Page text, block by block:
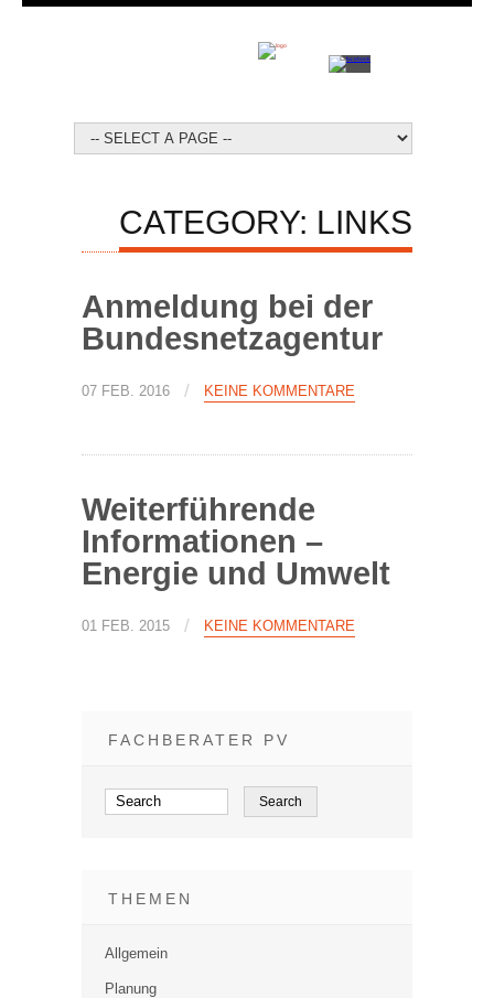
CATEGORY: LINKS
Anmeldung bei der
Bundesnetzagentur
07 FEB. 2016 / KEINE KOMMENTARE
Weiterführende
Informationen –
Energie und Umwelt
01 FEB. 2015 / KEINE KOMMENTARE
FACHBERATER PV
THEMEN
Allgemein
Planung